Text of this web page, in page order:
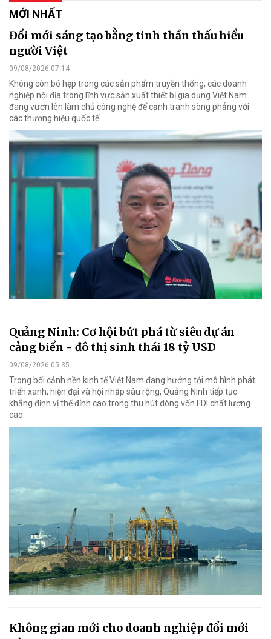
MỚI NHẤT
Đổi mới sáng tạo bằng tinh thần thấu hiểu
người Việt
09/08/2026 07:14
Không còn bó hẹp trong các sản phẩm truyền thống, các doanh
nghiệp nội địa trong lĩnh vực sản xuất thiết bị gia dụng Việt Nam
đang vươn lên làm chủ công nghệ để cạnh tranh sòng phẳng với
các thương hiệu quốc tế.
Quảng Ninh: Cơ hội bứt phá từ siêu dự án
cảng biển - đô thị sinh thái 18 tỷ USD
09/08/2026 05:35
Trong bối cảnh nền kinh tế Việt Nam đang hướng tới mô hình phát
triển xanh, hiện đại và hội nhập sâu rộng, Quảng Ninh tiếp tục
khẳng định vị thế đỉnh cao trong thu hút dòng vốn FDI chất lượng
cao.
Không gian mới cho doanh nghiệp đổi mới